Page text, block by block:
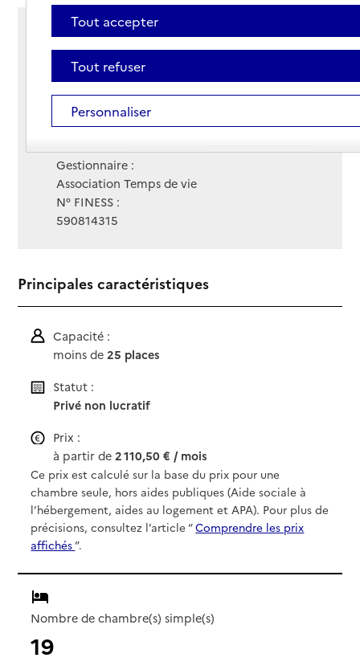
32 rue Doudin
59800 - Lille
Voir itinéraire
Téléphone :
03 20 78 19 09
Contact
Contact
Gestionnaire :
Association Temps de vie
N° FINESS :
590814315
Principales caractéristiques
Capacité :
moins de25 places
Statut :
Privé non lucratif
Prix :
à partir de2 110,50 € / mois
Ce prix est calculé sur la base du prix pour une
chambre seule, hors aides publiques (Aide sociale à
l’hébergement, aides au logement et APA). Pour plus de
précisions, consultez l’article “Comprendre les prix
affichés”.
Nombre de chambre(s) simple(s)
19
Tout accepter
Tout refuser
Personnaliser